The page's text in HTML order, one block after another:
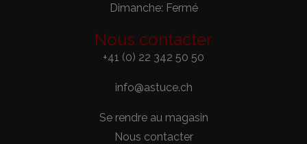
Dimanche: Fermé
Nous contacter
+41 (0) 22 342 50 50
info@astuce.ch
Se rendre au magasin
Nous contacter